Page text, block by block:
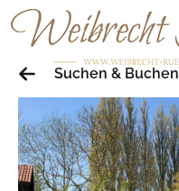
Suchen & Buchen